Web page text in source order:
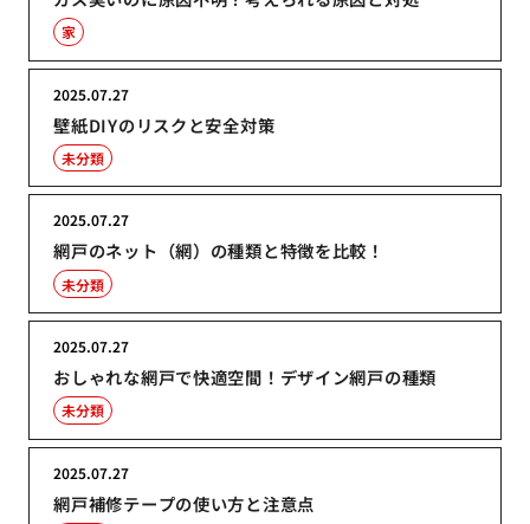
家
壁紙DIYのリスクと安全対策
2025.07.27
未分類
網戸のネット（網）の種類と特徴を比較！
2025.07.27
未分類
おしゃれな網戸で快適空間！デザイン網戸の種類
2025.07.27
未分類
網戸補修テープの使い方と注意点
2025.07.27